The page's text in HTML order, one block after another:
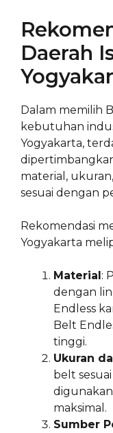
Daerah
Dalam memilih
kebutuhan
Yogyakarta,
material,
sesuai dengan
Rekomendasi
Yogyakarta
Material:
dengan
Endless
Belt
tinggi.
Ukuran
belt
maksimal.
Sumber